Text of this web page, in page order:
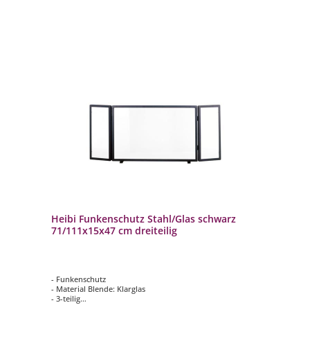
Heibi Funkenschutz Stahl/Glas schwarz
71/111x15x47 cm dreiteilig
- Funkenschutz
- Material Blende: Klarglas
- 3-teilig